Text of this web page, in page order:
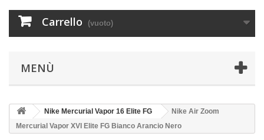
Carrello (vuoto)
MENÙ
Nike Mercurial Vapor 16 Elite FG
Nike Air Zoom
Mercurial Vapor XVI Elite FG Bianco Arancio Nero